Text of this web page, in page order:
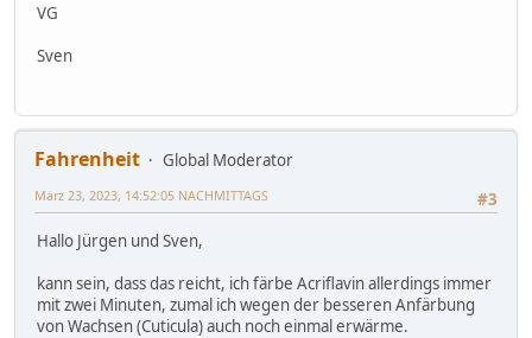
VG
Sven
Fahrenheit
Global Moderator
#3
März 23, 2023, 14:52:05 NACHMITTAGS
Hallo Jürgen und Sven,
kann sein, dass das reicht, ich färbe Acriflavin allerdings immer
mit zwei Minuten, zumal ich wegen der besseren Anfärbung
von Wachsen (Cuticula) auch noch einmal erwärme.